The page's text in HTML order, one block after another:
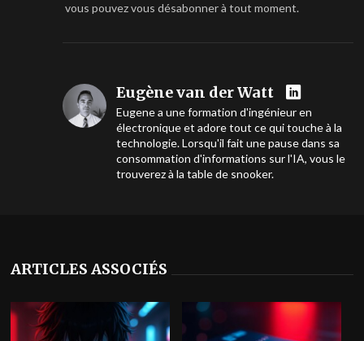
vous pouvez vous désabonner à tout moment.
Eugène van der Watt
Eugene a une formation d'ingénieur en
électronique et adore tout ce qui touche à la
technologie. Lorsqu'il fait une pause dans sa
consommation d'informations sur l'IA, vous le
trouverez à la table de snooker.
ARTICLES ASSOCIÉS